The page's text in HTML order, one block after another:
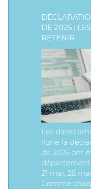
DE 2025 :
RETENIR
Les dates
ligne la
de 2025 ont
département
21 mai, 28
Comme